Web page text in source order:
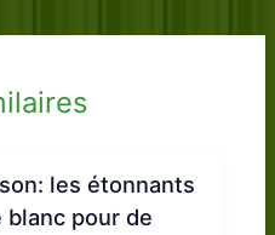
les étonnants
pour de